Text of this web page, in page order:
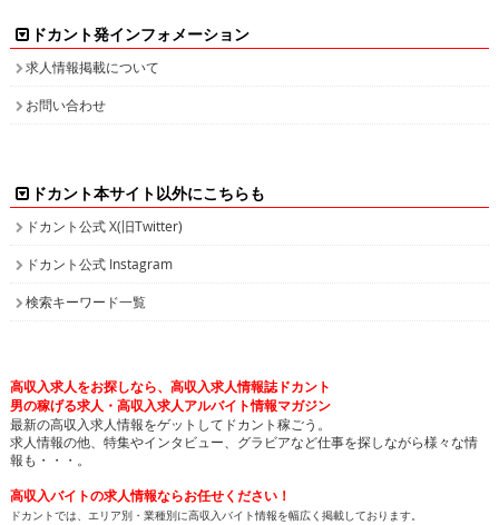
ドカント発インフォメーション
求人情報掲載について
お問い合わせ
ドカント本サイト以外にこちらも
ドカント公式 X(旧Twitter)
ドカント公式 Instagram
検索キーワード一覧
高収入求人をお探しなら、高収入求人情報誌ドカント
男の稼げる求人・高収入求人アルバイト情報マガジン
最新の高収入求人情報をゲットしてドカント稼ごう。
求人情報の他、特集やインタビュー、グラビアなど仕事を探しながら様々な情
報も・・・。
高収入バイトの求人情報ならお任せください！
ドカントでは、エリア別・業種別に高収入バイト情報を幅広く掲載しております。